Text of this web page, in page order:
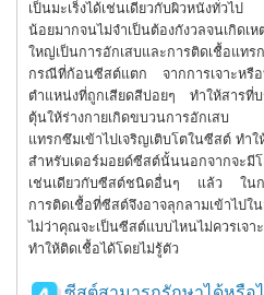
เป็นมะเร็งได้เช่นเดียวกับผิวหนังทั่วไ
น้อยมากจนไม่จำเป็นต้องกังวลจนเกิ
ใหญ่เป็นการอักเสบและการติดเชื้อแท
กรณีที่ก้อนซีสต์แตก จากการเจาะห
ตำแหน่งที่ถูกเสียดสีบ่อยๆ ทำให้สารที่
ตุ้นให้ร่างกายเกิดขบวนการอักเสบ
แทรกซึมเข้าไปเจริญเติบโตในซีสต์ ทำ
สำหรับเดอร์มอยด์ซีสต์นั้นนอกจากจะมี
เช่นเดียวกับซีสต์ชนิดอื่นๆ แล้ว ในก
การติดเชื้อที่ซีสต์จึงอาจลุกลามเข้าไป
ไม่ว่าคุณจะเป็นซีสต์แบบไหนไม่ควรเจ
ทำให้ติดเชื้อได้โดยไม่รู้ตัว